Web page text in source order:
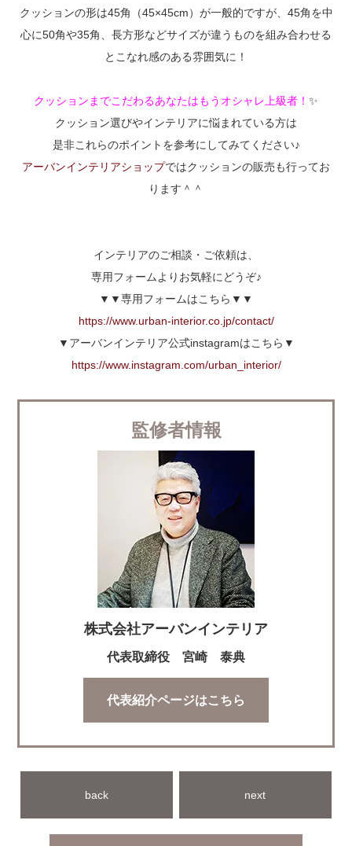
クッションの形は45角（45×45cm）が一般的ですが、45角を中
心に50角や35角、長方形などサイズが違うものを組み合わせる
とこなれ感のある雰囲気に！
クッションまでこだわるあなたはもうオシャレ上級者！ ✨
クッション選びやインテリアに悩まれている方は
是非これらのポイントを参考にしてみてください♪
アーバンインテリアショップではクッションの販売も行ってお
ります＾＾
インテリアのご相談・ご依頼は、
専用フォームよりお気軽にどうぞ♪
▼▼専用フォームはこちら▼▼
https://www.urban-interior.co.jp/contact/
▼アーバンインテリア公式instagramはこちら▼
https://www.instagram.com/urban_interior/
監修者情報
株式会社アーバンインテリア
代表取締役 宮崎 泰典
代表紹介ページはこちら
back next